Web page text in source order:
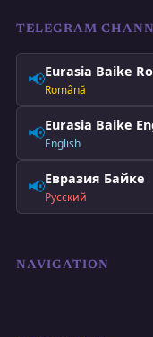
TELEGRAM
📢Eurasia Baike
Română
📢Eurasia Baike
English
📢Евразия Байке
Русский
NAVIGATION